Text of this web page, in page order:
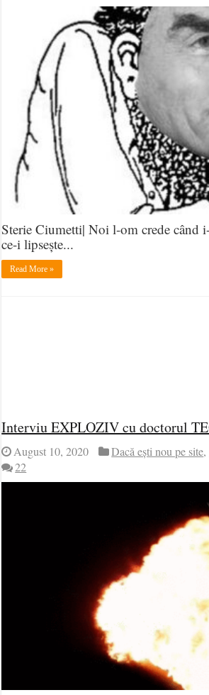
Sterie Ciumetti| Noi l-om crede când
ce-i lipsește...
Read More »
Interviu EXPLOZIV cu doctorul
August 10, 2020 Dacă ești nou pe site,
22